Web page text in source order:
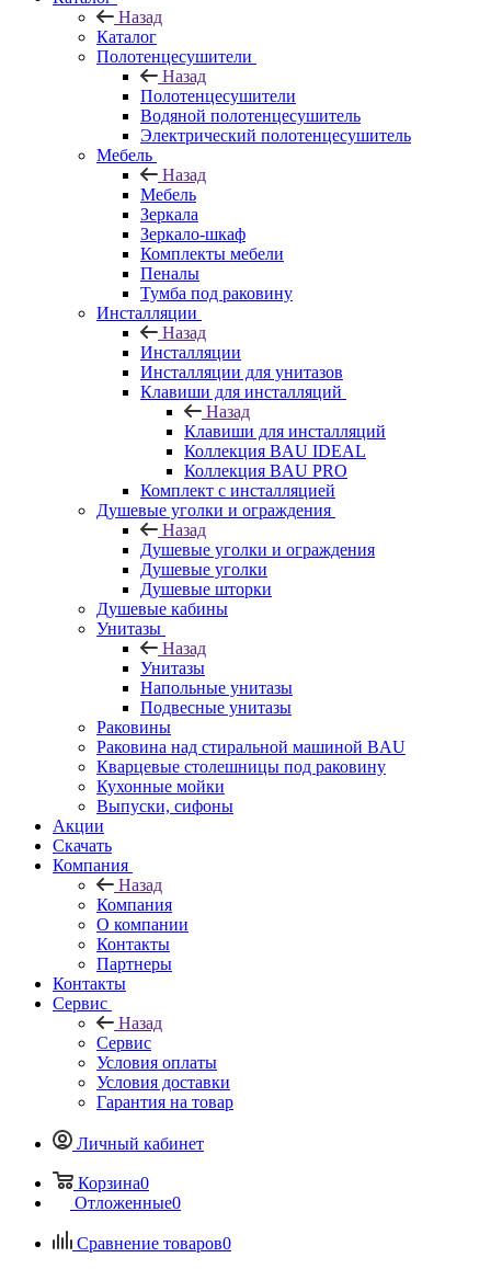
Назад
Каталог
Полотенцесушители
Назад
Полотенцесушители
Водяной полотенцесушитель
Электрический полотенцесушитель
Мебель
Назад
Мебель
Зеркала
Зеркало-шкаф
Комплекты мебели
Пеналы
Тумба под раковину
Инсталляции
Назад
Инсталляции
Инсталляции для унитазов
Клавиши для инсталляций
Назад
Клавиши для инсталляций
Коллекция BAU IDEAL
Коллекция BAU PRO
Комплект с инсталляцией
Душевые уголки и ограждения
Назад
Душевые уголки и ограждения
Душевые уголки
Душевые шторки
Душевые кабины
Унитазы
Назад
Унитазы
Напольные унитазы
Подвесные унитазы
Раковины
Раковина над стиральной машиной BAU
Кварцевые столешницы под раковину
Кухонные мойки
Выпуски, сифоны
Акции
Скачать
Компания
Назад
Компания
О компании
Контакты
Партнеры
Контакты
Сервис
Назад
Сервис
Условия оплаты
Условия доставки
Гарантия на товар
Личный кабинет
Корзина0
Отложенные0
Сравнение товаров0